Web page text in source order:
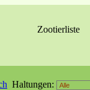
Zootierliste
Haltungen: